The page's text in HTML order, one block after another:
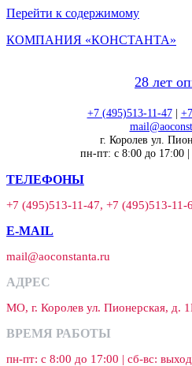
Перейти к содержимому
КОМПАНИЯ «КОНСТАНТА»
28 лет
+7 (495)513-11-47|
г. Королев ул.
пн-пт: с 8:00 до 17:00
ТЕЛЕФОНЫ
+7 (495)513-11-47, +7 (495)513-11-
E-MAIL
mail@aoconstanta.ru
АДРЕС
МО, г. Королев ул. Пионерская, д.
ВРЕМЯ РАБОТЫ
пн-пт: с 8:00 до 17:00 | сб-вс: